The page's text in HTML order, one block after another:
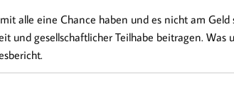
alle eine Chance haben und es nicht am Geld
und gesellschaftlicher Teilhabe beitragen. Was